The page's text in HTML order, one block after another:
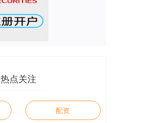
热点关注
配资